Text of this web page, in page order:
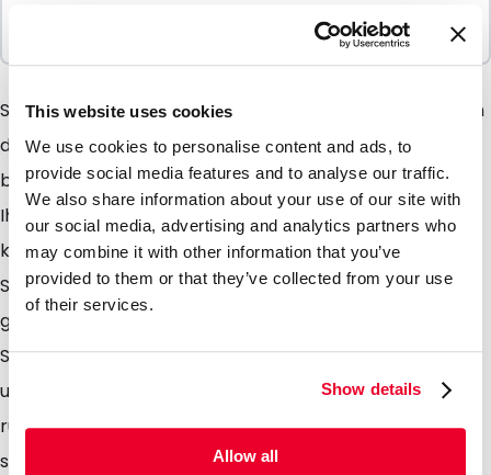
This website uses cookies
We use cookies to personalise content and ads, to
provide social media features and to analyse our traffic.
We also share information about your use of our site with
our social media, advertising and analytics partners who
may combine it with other information that you’ve
provided to them or that they’ve collected from your use
of their services.
Show details
Allow all
Spoutbags sind äusserst gut geeigent für Flüssigkeiten
die an Ihre Verpackung und Ihren Gebrauch
besondere Anforderungen stellen. Durch das Abfüllen
Ihrer Flüssigkeiten oder auch anderer Produkte
können Sie eine Menge Lagerplatz einsparen. Die
Spoutbags sind aus einem Laminat mit besonders
guten Barierreeigenschaften hergestellt.
Standarmässig sind die Spoutbags in einer aluminium
und einer transparenten Ausführung erhältlich. Der
runde Boden ermöglicht das der Beutel einfach und
stabil aufrecht stehen kann. Spoutbags sind sehr gut